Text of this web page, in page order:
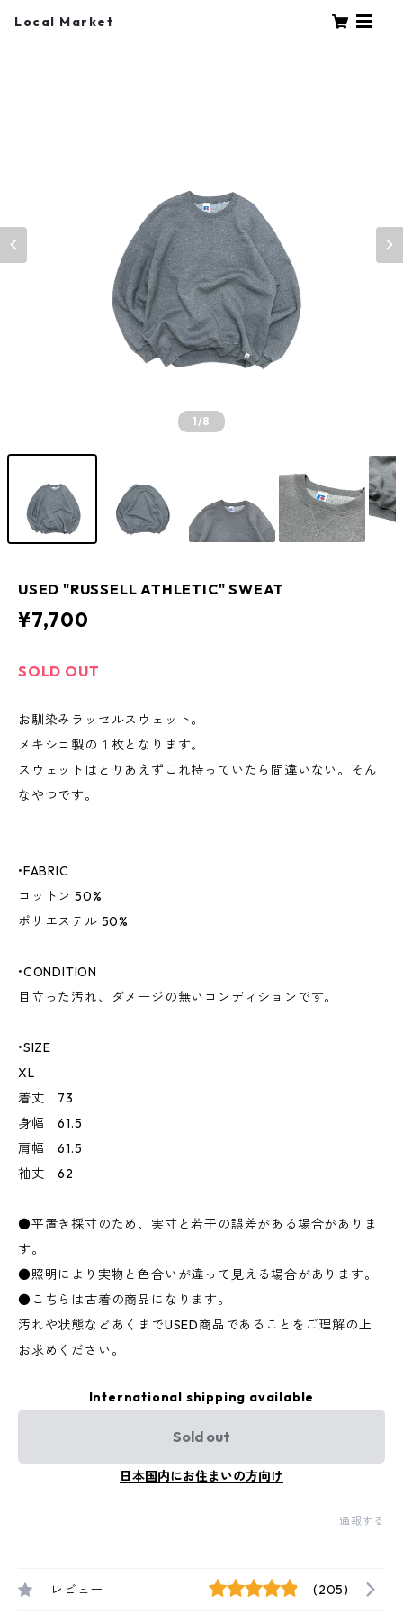
Local Market
1/8
USED "RUSSELL ATHLETIC" SWEAT
¥7,700
SOLD OUT
お馴染みラッセルスウェット。
メキシコ製の１枚となります。
スウェットはとりあえずこれ持っていたら間違いない。そん
なやつです。
•FABRIC
コットン 50%
ポリエステル 50%
•CONDITION
目立った汚れ、ダメージの無いコンディションです。
•SIZE
XL
着丈 73
身幅 61.5
肩幅 61.5
袖丈 62
●平置き採寸のため、実寸と若干の誤差がある場合がありま
す。
●照明により実物と色合いが違って見える場合があります。
●こちらは古着の商品になります。
汚れや状態などあくまでUSED商品であることをご理解の上
お求めください。
International shipping available
Sold out
日本国内にお住まいの方向け
通報する
レビュー (205)